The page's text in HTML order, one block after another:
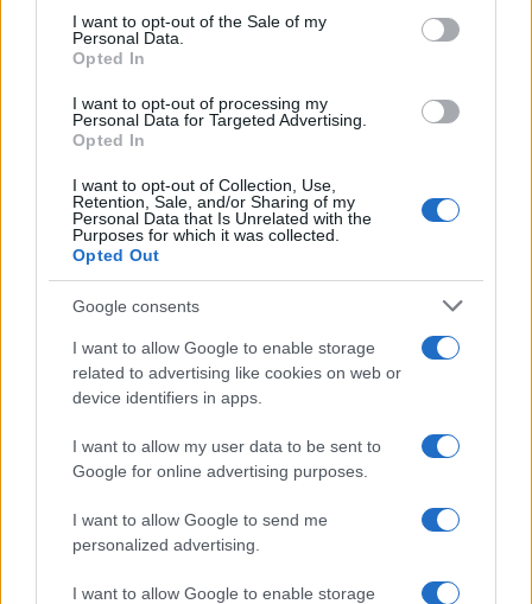
consent section.
I want to opt-out of the Sale of my
Personal Data.
Opted In
I want to opt-out of processing my
Personal Data for Targeted Advertising.
Opted In
I want to opt-out of Collection, Use,
Retention, Sale, and/or Sharing of my
Personal Data that Is Unrelated with the
Purposes for which it was collected.
Opted Out
Google consents
I want to allow Google to enable storage
related to advertising like cookies on web or
device identifiers in apps.
I want to allow my user data to be sent to
Google for online advertising purposes.
I want to allow Google to send me
personalized advertising.
I want to allow Google to enable storage
Sigue leyendo
EUROPA
Explora Journeys presenta el Explora III, el crucero
de lujo propulsado por GNL